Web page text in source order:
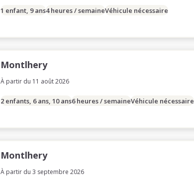
1 enfant, 9 ans4 heures / semaineVéhicule nécessaire
Montlhery
À partir du 11 août 2026
2 enfants, 6 ans, 10 ans6 heures / semaineVéhicule nécessaire
Montlhery
À partir du 3 septembre 2026